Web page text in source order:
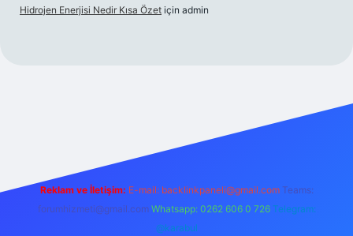
Hidrojen Enerjisi Nedir Kısa Özet için admin
https://www.betexper.xyz/
Reklam ve İletişim: E-mail: backlinkpaneli@gmail.com Teams:
forumhizmeti@gmail.com Whatsapp: 0262 606 0 726 Telegram:
@karabul